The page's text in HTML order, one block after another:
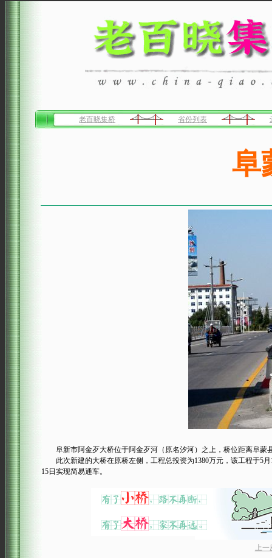
老百晓集桥 省份列表
阜
阜新市阿金歹大桥位于阿金歹河（原名汐河）之上，桥位距离阜蒙
此次新建的大桥在原桥左侧，工程总投资为1380万元，该工程于5月
15日实现简易通车。
上一